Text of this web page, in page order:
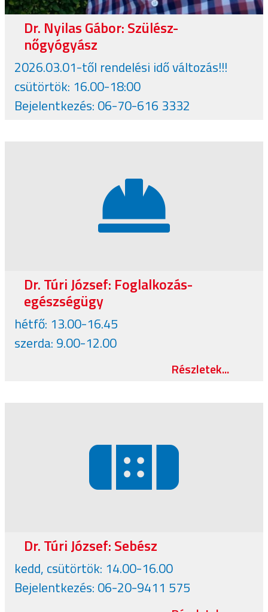
Dr. Nyilas Gábor: Szülész-
nőgyógyász
2026.03.01-től rendelési idő változás!!!
csütörtök: 16.00-18:00
Bejelentkezés: 06-70-616 3332
Dr. Túri József: Foglalkozás-
egészségügy
hétfő: 13.00-16.45
szerda: 9.00-12.00
Részletek...
Dr. Túri József: Sebész
kedd, csütörtök: 14.00-16.00
Bejelentkezés: 06-20-9411 575